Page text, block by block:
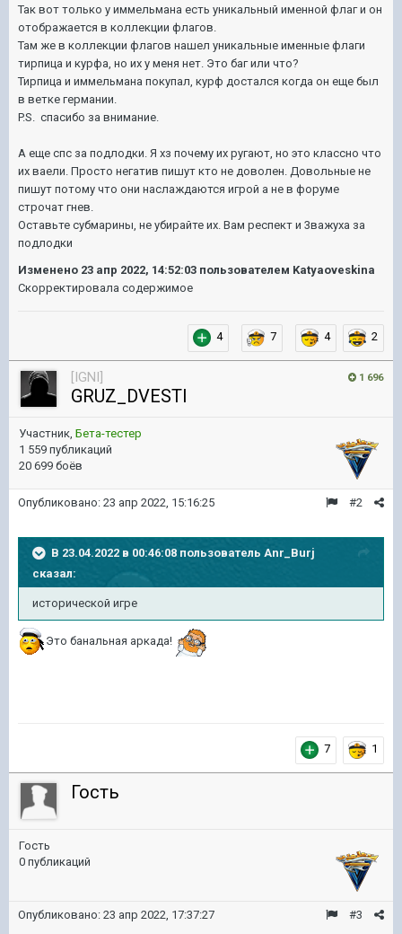
Так вот только у иммельмана есть уникальный именной флаг и он
отображается в коллекции флагов.
Там же в коллекции флагов нашел уникальные именные флаги
тирпица и курфа, но их у меня нет. Это баг или что?
Тирпица и иммельмана покупал, курф достался когда он еще был
в ветке германии.
P.S. спасибо за внимание.
А еще спс за подлодки. Я хз почему их ругают, но это классно что
их ваели. Просто негатив пишут кто не доволен. Довольные не
пишут потому что они наслаждаются игрой а не в форуме
строчат гнев.
Оставьте субмарины, не убирайте их. Вам респект и 3важуха за
подлодки
Изменено 23 апр 2022, 14:52:03 пользователем Katyaoveskina
Скорректировала содержимое
4 7 4 2
1 696
[IGNI]
GRUZ_DVESTI
Участник, Бета-тестер
1 559 публикаций
20 699 боёв
#2
Опубликовано: 23 апр 2022, 15:16:25
В 23.04.2022 в 00:46:08 пользователь Anr_Burj
сказал:
исторической игре
Это банальная аркада!
7 1
Гость
Гость
0 публикаций
#3
Опубликовано: 23 апр 2022, 17:37:27